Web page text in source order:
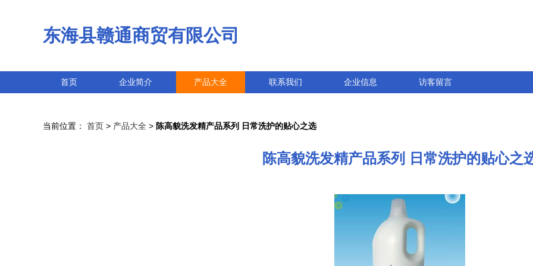
东海县赣通商贸有限公司
首页 企业简介 产品大全 联系我们 企业信息 访客留言
当前位置： 首页 > 产品大全 > 陈高貌洗发精产品系列 日常洗护的贴心之选
陈高貌洗发精产品系列 日常洗护的贴心之